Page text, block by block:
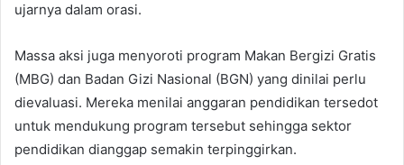
ujarnya dalam orasi.
Massa aksi juga menyoroti program Makan Bergizi Gratis
(MBG) dan Badan Gizi Nasional (BGN) yang dinilai perlu
dievaluasi. Mereka menilai anggaran pendidikan tersedot
untuk mendukung program tersebut sehingga sektor
pendidikan dianggap semakin terpinggirkan.